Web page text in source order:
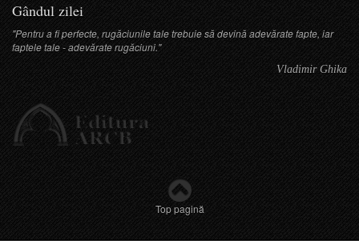
Gândul zilei
"Pentru a fi perfecte, rugăciunile tale trebuie să devină adevărate fapte, iar
faptele tale - adevărate rugăciuni."
Vladimir Ghika
Top pagină